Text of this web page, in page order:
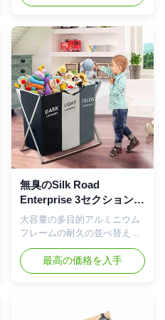
類を落とすと同時に3つのセク
なたにあなたの暗闇、ライト
からの色を分類できる分けら
れる。 より安定した、容易な
この折りたたみ洗濯物入れは
運ぶ-上の6本の革紐は安定性
のためによい。ヴェルクロは
置き、洗濯袋を運ぶこと容易
にはずし、させること容易紐
で縛る。女の子及び男の子の
ための大学寮部屋の要素の首
長の使用。 このの洗濯をを洗
濯物入れ維持する-止め金が付
いている網のドローストリン
グの上は洗濯を積み、どこで
も洗濯室で落ちないで運ぶの
を助ける。 耐久および軽量-
取り外し可能...
無臭のSilk Road
Enterprise 3セクション洗
濯の戦闘状況表示板、軽
量の汚れた洗濯物入れ
大容量の多目的アルミニウム
フレームの耐久の並べ替え可
能洗濯の障害 1つの効果的に
耐久のオックスフォードの生
地材料はガ、湿気およびべと
になること容易。貯蔵のバス
最高の価格を入手